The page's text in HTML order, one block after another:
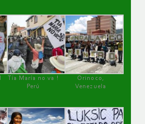
Tía María no va !
Perú
Orinoco,
Venezuela